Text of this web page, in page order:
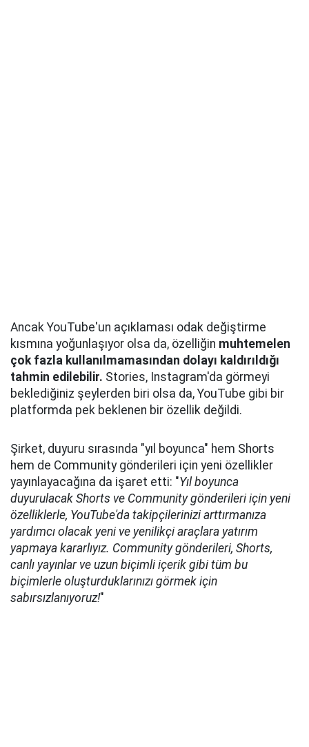
Ancak YouTube'un açıklaması odak değiştirme
kısmına yoğunlaşıyor olsa da, özelliğin muhtemelen
çok fazla kullanılmamasından dolayı kaldırıldığı
tahmin edilebilir. Stories, Instagram'da görmeyi
beklediğiniz şeylerden biri olsa da, YouTube gibi bir
platformda pek beklenen bir özellik değildi.
Şirket, duyuru sırasında "yıl boyunca" hem Shorts
hem de Community gönderileri için yeni özellikler
yayınlayacağına da işaret etti: "Yıl boyunca
duyurulacak Shorts ve Community gönderileri için yeni
özelliklerle, YouTube'da takipçilerinizi arttırmanıza
yardımcı olacak yeni ve yenilikçi araçlara yatırım
yapmaya kararlıyız. Community gönderileri, Shorts,
canlı yayınlar ve uzun biçimli içerik gibi tüm bu
biçimlerle oluşturduklarınızı görmek için
sabırsızlanıyoruz!"